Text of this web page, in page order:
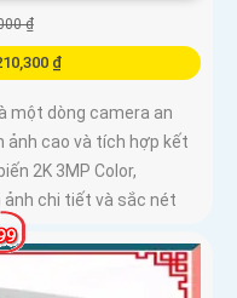
₫
₫
một dòng camera an
ảnh cao và tích hợp kết
2K 3MP Color,
ảnh chi tiết và sắc nét